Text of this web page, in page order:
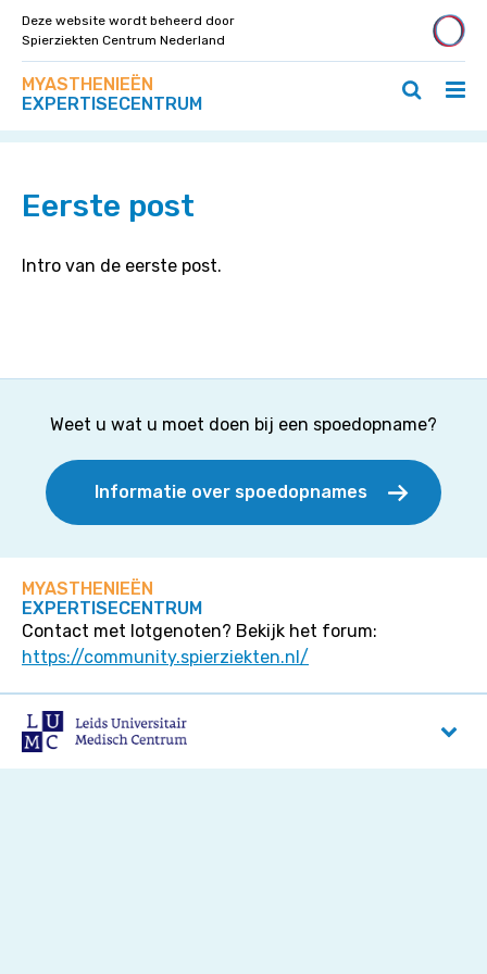
Deze website wordt beheerd door
Spierziekten Centrum Nederland
Navigeer
direct
naar
op
deze
site
MYASTHENIEËN
EXPERTISECENTRUM
/
Zoeken
/
Home » Eerste post
Eerste post
Intro van de eerste post.
Weet u wat u moet doen bij een spoedopname?
Informatie over spoedopnames
MYASTHENIEËN
EXPERTISECENTRUM
Contact met lotgenoten? Bekijk het forum:
https://community.spierziekten.nl/